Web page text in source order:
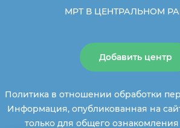
МРТ В ЦЕНТРАЛЬНОМ
Добавить центр
Политика в отношении обработки
Информация, опубликованная на
только для общего